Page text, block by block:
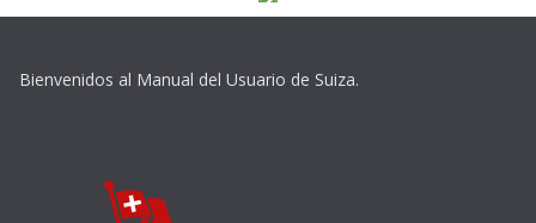
Bienvenidos al Manual del Usuario de Suiza.